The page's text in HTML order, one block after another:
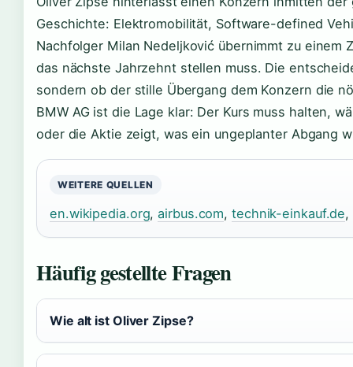
Geschichte: Elektromobilität, Software-defined
Nachfolger Milan Nedeljković übernimmt zu einem
das nächste Jahrzehnt stellen muss. Die
sondern ob der stille Übergang dem Konzern die
BMW AG ist die Lage klar: Der Kurs muss halten,
oder die Aktie zeigt, was ein ungeplanter Abgang
WEITERE QUELLEN
en.wikipedia.org,airbus.com,technik-einkauf.de,
Häufig gestellte Fragen
Wie alt ist Oliver Zipse?